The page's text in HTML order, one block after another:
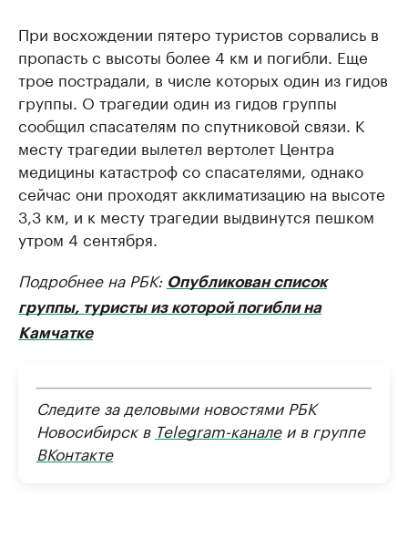
При восхождении пятеро туристов сорвались в
пропасть с высоты более 4 км и погибли. Еще
трое пострадали, в числе которых один из гидов
группы. О трагедии один из гидов группы
сообщил спасателям по спутниковой связи. К
месту трагедии вылетел вертолет Центра
медицины катастроф со спасателями, однако
сейчас они проходят акклиматизацию на высоте
3,3 км, и к месту трагедии выдвинутся пешком
утром 4 сентября.
Подробнее на РБК: Опубликован список
группы, туристы из которой погибли на
Камчатке
Следите за деловыми новостями РБК
Новосибирск в Telegram-каналеи в группе
ВКонтакте